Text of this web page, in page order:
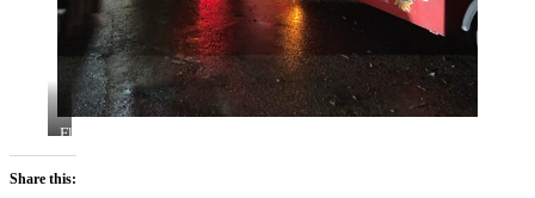
Flot
og
højt
Oliventræ
Share this: